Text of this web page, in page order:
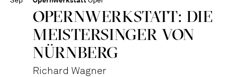
OPERN­WERKSTATT: DIE
MEISTER­SINGER VON
NÜRNBERG
Richard Wagner